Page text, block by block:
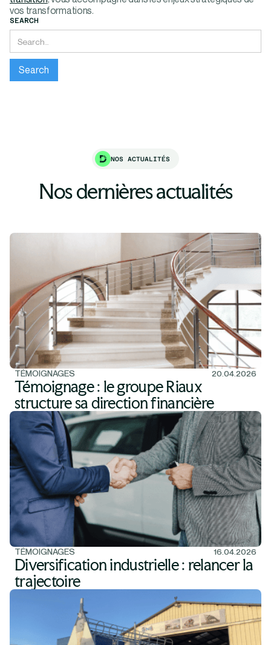
vos transformations.
SEARCH
NOS ACTUALITÉS
Nos dernières actualités
TÉMOIGNAGES 20.04.2026
Témoignage : le groupe Riaux
structure sa direction financière
TÉMOIGNAGES 16.04.2026
Diversification industrielle : relancer la
trajectoire